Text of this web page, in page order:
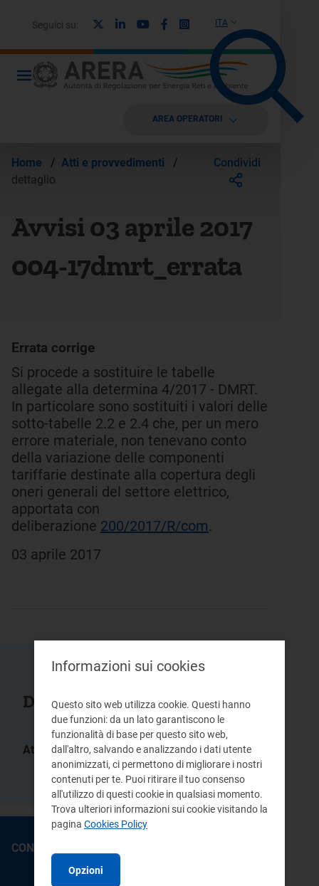
ITA
Seguici su: LinkedinYoutubeFacebook
Instagram
AREA OPERATORI
Home / Atti e provvedimenti
/
dettaglio
Condividi
Avvisi 03 aprile 2017
004-17dmrt_errata
Errata corrige
Si procede a sostituire le tabelle
allegate alla determina 4/2017 - DMRT.
In particolare sono sostituiti i valori delle
sotto-tabelle 2.2 e 2.4 che, per un mero
errore materiale, non tenevano conto
della variazione delle componenti
tariffarie destinate alla copertura degli
oneri generali del settore elettrico,
apportata con
deliberazione 200/2017/R/com.
03 aprile 2017
Documenti collegati
Atti:
4/2017 -
DMRT
CONTATTI
Informazioni sui cookies
Questo sito web utilizza cookie. Questi hanno
due funzioni: da un lato garantiscono le
funzionalità di base per questo sito web,
dall'altro, salvando e analizzando i dati utente
anonimizzati, ci permettono di migliorare i nostri
contenuti per te. Puoi ritirare il tuo consenso
all'utilizzo di questi cookie in qualsiasi momento.
Trova ulteriori informazioni sui cookie visitando la
pagina Cookies Policy
Opzioni